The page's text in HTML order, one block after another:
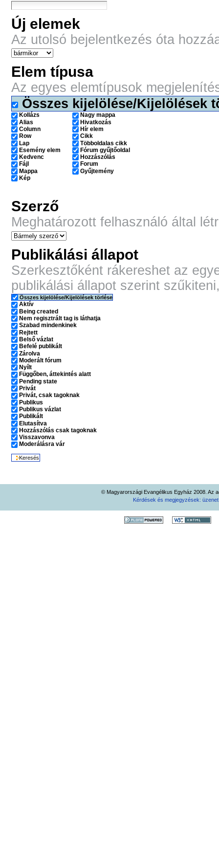
Új elemek
Az utolsó bejelentkezés óta
Elem típusa
Az egyes elemtípusok
Összes kijelölése/Kijelölések
Kollázs
Alias
Column
Row
Lap
Esemény elem
Kedvenc
Fájl
Mappa
Kép
Nagy mappa
Hivatkozás
Hír elem
Cikk
Többoldalas cikk
Fórum gyűjtőoldal
Hozzászólás
Forum
Gyűjtemény
Szerző
Meghatározott felhasználó által
Publikálási állapot
Szerkesztőként rákereshet az
publikálási állapot szerint
Összes kijelölése/Kijelölések törlése
Aktív
Being created
Nem regisztrált tag is láthatja
Szabad mindenkinek
Rejtett
Belső vázlat
Befelé publikált
Zárolva
Moderált fórum
Nyílt
Függőben, áttekintés alatt
Pending state
Privát
Privát, csak tagoknak
Publikus
Publikus vázlat
Publikált
Elutasítva
Hozzászólás csak tagoknak
Visszavonva
Moderálásra vár
© Magyarországi Evangélikus Egyház 2008. Az
Kérdések és megjegyzések: